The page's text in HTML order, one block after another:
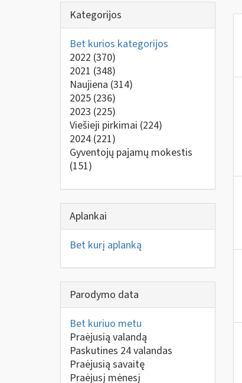
Kategorijos
Bet kurios kategorijos
2022 (370)
2021 (348)
Naujiena (314)
2025 (236)
2023 (225)
Viešieji pirkimai (224)
2024 (221)
Gyventojų pajamų mokestis
(151)
Aplankai
Bet kurį aplanką
Parodymo data
Bet kuriuo metu
Praėjusią valandą
Paskutines 24 valandas
Praėjusią savaitę
Praėjusį mėnesį